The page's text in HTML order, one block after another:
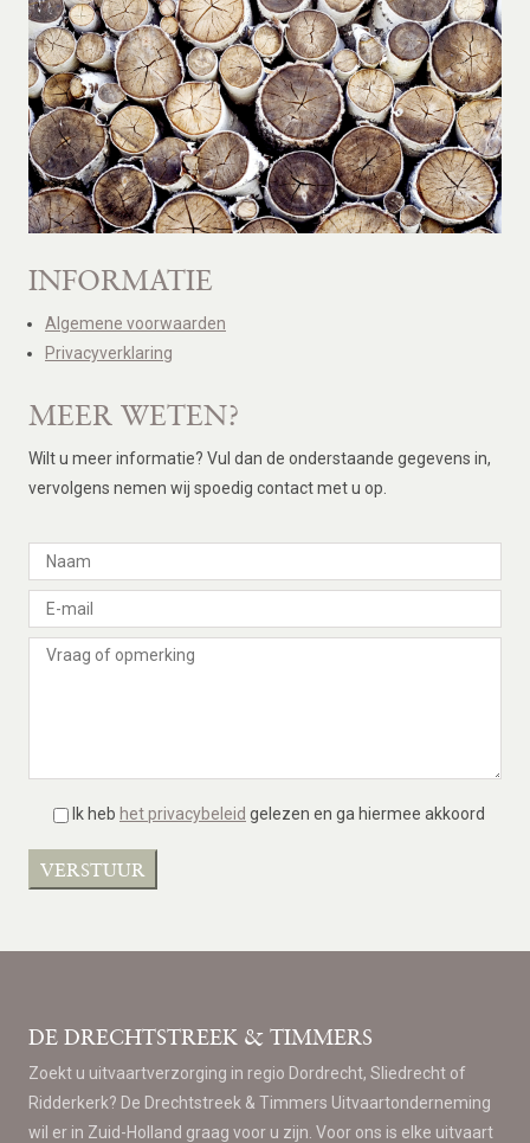
INFORMATIE
Algemene voorwaarden
Privacyverklaring
MEER WETEN?
Wilt u meer informatie? Vul dan de onderstaande gegevens in,
vervolgens nemen wij spoedig contact met u op.
Ik heb het privacybeleid gelezen en ga hiermee akkoord
DE DRECHTSTREEK & TIMMERS
Zoekt u uitvaartverzorging in regio Dordrecht, Sliedrecht of
Ridderkerk? De Drechtstreek & Timmers Uitvaartonderneming
wil er in Zuid-Holland graag voor u zijn. Voor ons is elke uitvaart